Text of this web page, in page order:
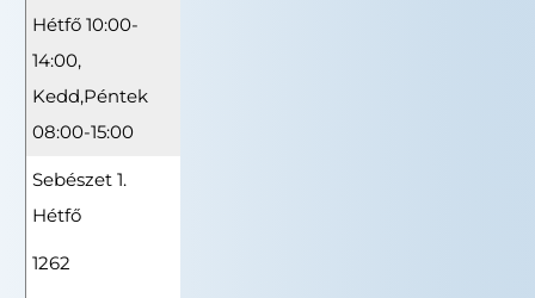
Hétfő 10:00-
14:00,
Kedd,Péntek
08:00-15:00
Sebészet 1.
Hétfő
1262